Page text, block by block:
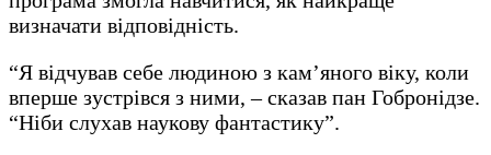
визначати відповідність.
“Я відчував себе людиною з кам’яного віку, коли
вперше зустрівся з ними, – сказав пан Гобронідзе.
“Ніби слухав наукову фантастику”.